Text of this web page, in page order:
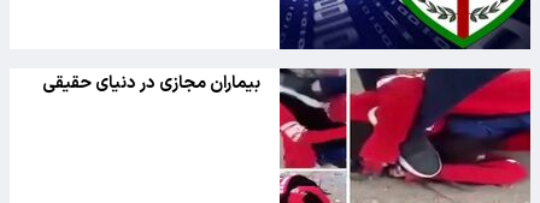
بیماران مجازی در دنیای حقیقی